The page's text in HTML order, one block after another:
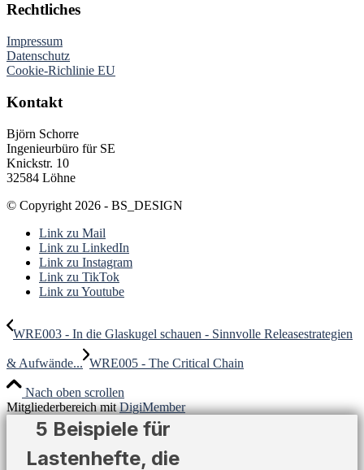
Rechtliches
Impressum
Datenschutz
Cookie-Richlinie EU
Kontakt
Björn Schorre
Ingenieurbüro für SE
Knickstr. 10
32584 Löhne
© Copyright 2026 - BS_DESIGN
Link zu Mail
Link zu LinkedIn
Link zu Instagram
Link zu TikTok
Link zu Youtube
WRE003 - In die Glaskugel schauen - Sinnvolle Releasestrategien
& Aufwände... WRE005 - The Critical Chain
Nach oben scrollen
Mitgliederbereich mitDigiMember
5 Beispiele für
Lastenhefte, die